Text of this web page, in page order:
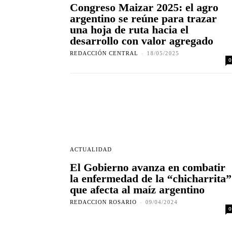
Congreso Maizar 2025: el agro
argentino se reúne para trazar
una hoja de ruta hacia el
desarrollo con valor agregado
REDACCIÓN CENTRAL - 18/05/2025
0
ACTUALIDAD
El Gobierno avanza en combatir
la enfermedad de la “chicharrita”
que afecta al maíz argentino
REDACCION ROSARIO - 09/04/2024
0